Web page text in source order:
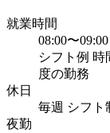
就業時間
08:00〜
シフト例
度の勤務
休日
毎週 シフト
夜勤